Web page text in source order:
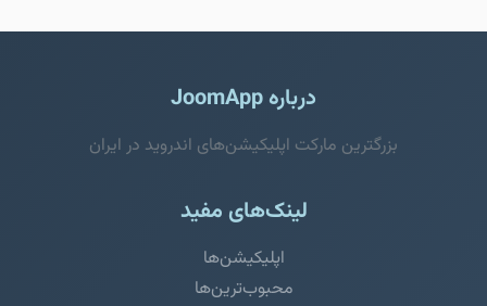
درباره JoomApp
بزرگترین مارکت اپلیکیشن‌های اندروید در ایران
لینک‌های مفید
اپلیکیشن‌ها
محبوب‌ترین‌ها